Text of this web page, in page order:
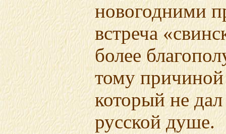
новогодними
встреча
более
тому
который не дал
русской душе.